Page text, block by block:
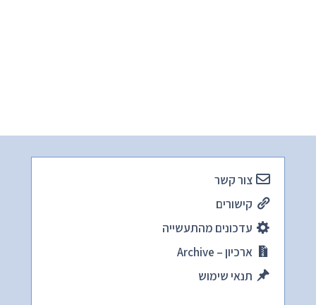
צור קשר
קישורים
עדכונים מהתעשייה
ארכיון – Archive
תנאי שימוש